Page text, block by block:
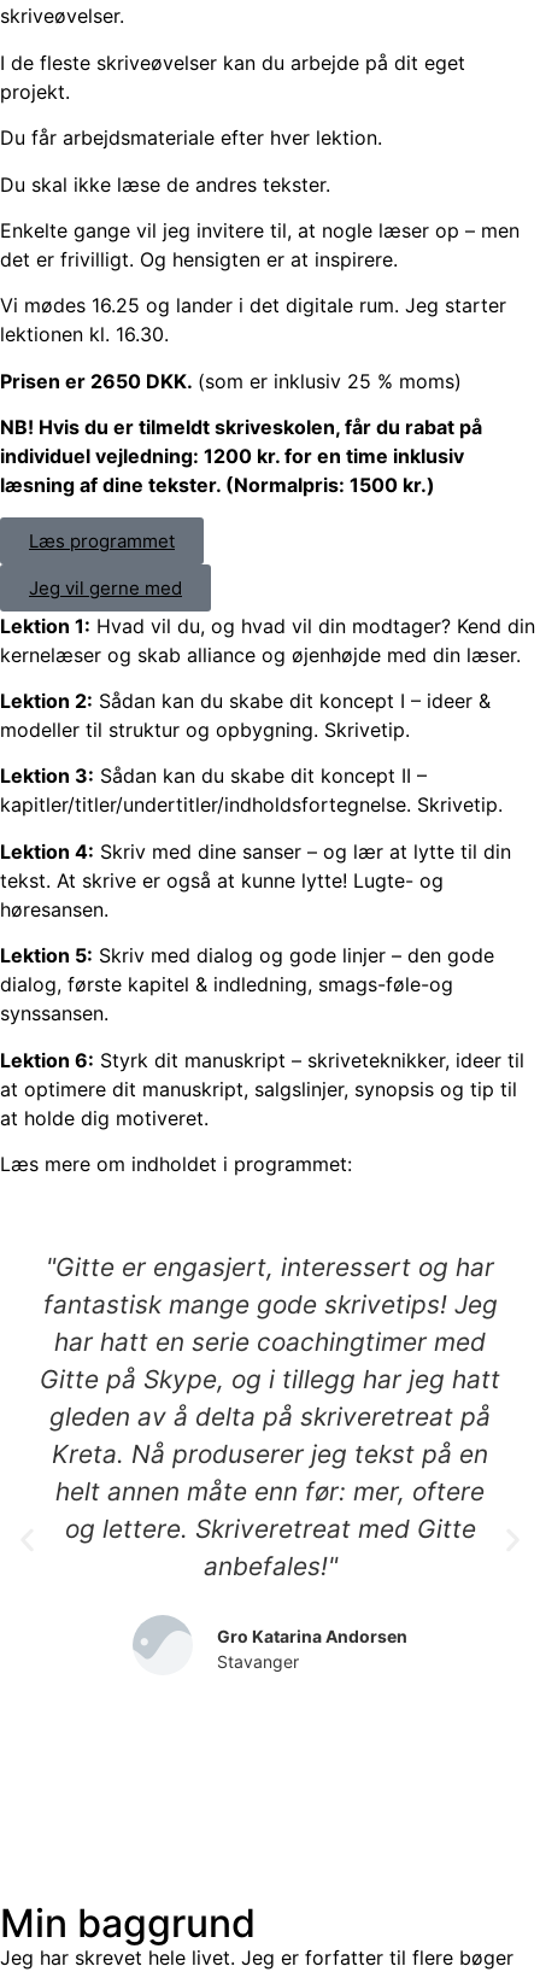
skriveøvelser.
I de fleste skriveøvelser kan du arbejde på dit eget
projekt.
Du får arbejdsmateriale efter hver lektion.
Du skal ikke læse de andres tekster.
Enkelte gange vil jeg invitere til, at nogle læser op – men
det er frivilligt. Og hensigten er at inspirere.
Vi mødes 16.25 og lander i det digitale rum. Jeg starter
lektionen kl. 16.30.
Prisen er 2650 DKK. (som er inklusiv 25 % moms)
NB! Hvis du er tilmeldt skriveskolen, får du rabat på
individuel vejledning: 1200 kr. for en time inklusiv
læsning af dine tekster. (Normalpris: 1500 kr.)
Læs programmet
Jeg vil gerne med
Lektion 1: Hvad vil du, og hvad vil din modtager? Kend din
kernelæser og skab alliance og øjenhøjde med din læser.
Lektion 2: Sådan kan du skabe dit koncept I – ideer &
modeller til struktur og opbygning. Skrivetip.
Lektion 3: Sådan kan du skabe dit koncept II –
kapitler/titler/undertitler/indholdsfortegnelse. Skrivetip.
Lektion 4: Skriv med dine sanser – og lær at lytte til din
tekst. At skrive er også at kunne lytte! Lugte- og
høresansen.
Lektion 5: Skriv med dialog og gode linjer – den gode
dialog, første kapitel & indledning, smags-føle-og
synssansen.
Lektion 6: Styrk dit manuskript – skriveteknikker, ideer til
at optimere dit manuskript, salgslinjer, synopsis og tip til
at holde dig motiveret.
Læs mere om indholdet i programmet:
"Gitte er engasjert, interessert og har
fantastisk mange gode skrivetips! Jeg
har hatt en serie coachingtimer med
Gitte på Skype, og i tillegg har jeg hatt
gleden av å delta på skriveretreat på
Kreta. Nå produserer jeg tekst på en
helt annen måte enn før: mer, oftere
og lettere. Skriveretreat med Gitte
anbefales!"
Gro Katarina Andorsen
Stavanger
Min baggrund
Jeg har skrevet hele livet. Jeg er forfatter til flere bøger